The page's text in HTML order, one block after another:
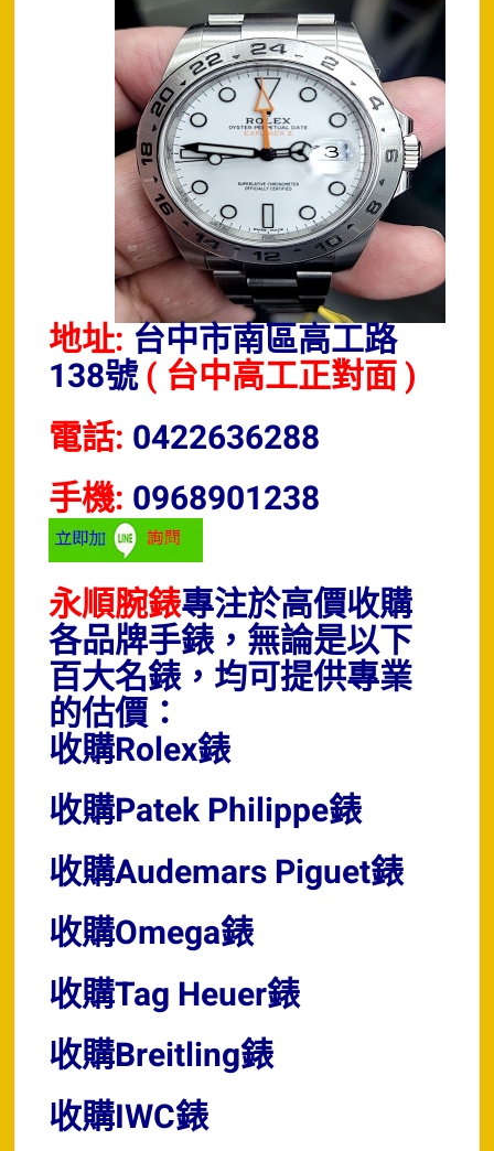
地址: 台中市南區高工路
138號( 台中高工正對面 )
電話: 0422636288
手機: 0968901238
永順腕錶專注於高價收購
各品牌手錶，無論是以下
百大名錶，均可提供專業
的估價：
收購Rolex錶
收購Patek Philippe錶
收購Audemars Piguet錶
收購Omega錶
收購Tag Heuer錶
收購Breitling錶
收購IWC錶